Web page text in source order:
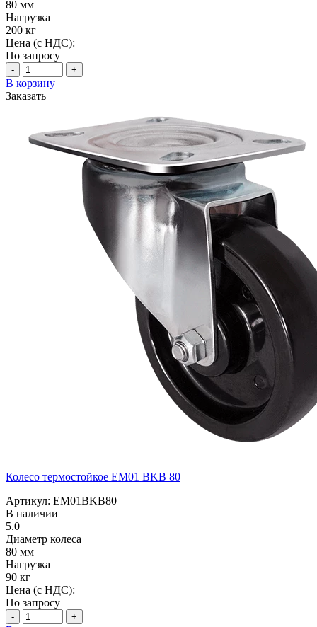
80 мм
Нагрузка
200 кг
Цена (с НДС):
По запросу
- +
В корзину
Заказать
Колесо термостойкое EM01 BKB 80
Артикул: EM01BKB80
В наличии
5.0
Диаметр колеса
80 мм
Нагрузка
90 кг
Цена (с НДС):
По запросу
- +